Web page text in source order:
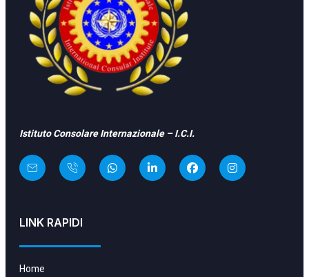
Istituto Consolare Internazionale – I.C.I.
LINK RAPIDI
Home